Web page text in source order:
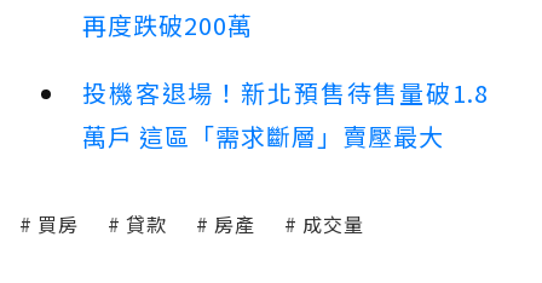
再度跌破200萬
投機客退場！新北預售待售量破1.8
萬戶 這區「需求斷層」賣壓最大
買房 貸款 房產 成交量